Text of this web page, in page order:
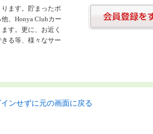
ます。貯まったポ
、Honya Clubカー
す。更に、お近く
る等、様々なサー
インせずに元の画面に戻る